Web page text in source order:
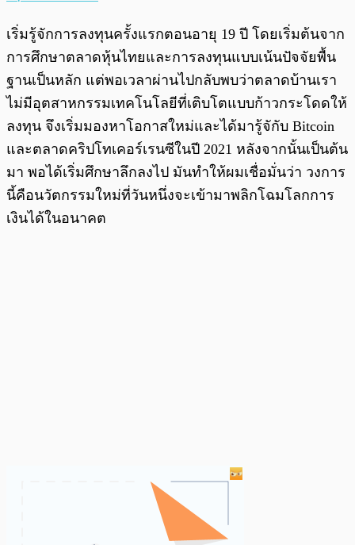
เริ่มรู้จักการลงทุนครั้งแรกตอนอายุ 19 ปี โดยเริ่มต้นจาก
การศึกษาตลาดหุ้นไทยและการลงทุนแบบเน้นปัจจัยพื้น
ฐานเป็นหลัก แต่พอเวลาผ่านไปกลับพบว่าตลาดบ้านเรา
ไม่มีอุตสาหกรรมเทคโนโลยีที่เติบโตแบบก้าวกระโดดให้
ลงทุน จึงเริ่มมองหาโอกาสใหม่และได้มารู้จักับ Bitcoin
และตลาดคริปโทเคอร์เรนซีในปี 2021 หลังจากนั้นเป็นต้น
มา พอได้เริ่มศึกษาลึกลงไป มันทำให้ผมเชื่อมั่นว่า วงการ
นี้คือนวัตกรรมใหม่ที่วันหนึ่งจะเข้ามาพลิกโฉมโลกการ
เงินได้ในอนาคต